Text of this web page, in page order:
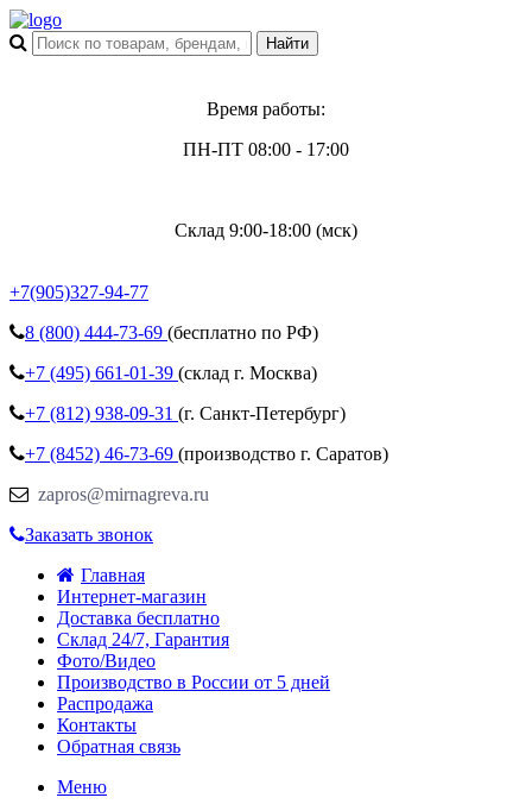
Время работы:
ПН-ПТ 08:00 - 17:00
Склад 9:00-18:00 (мск)
+7(905)327-94-77
8 (800) 444-73-69 (бесплатно по РФ)
+7 (495) 661-01-39 (склад г. Москва)
+7 (812) 938-09-31 (г. Санкт-Петербург)
+7 (8452) 46-73-69 (производство г. Саратов)
zapros@mirnagreva.ru
Заказать звонок
Главная
Интернет-магазин
Доставка бесплатно
Склад 24/7, Гарантия
Фото/Видео
Производство в России от 5 дней
Распродажа
Контакты
Обратная связь
Меню